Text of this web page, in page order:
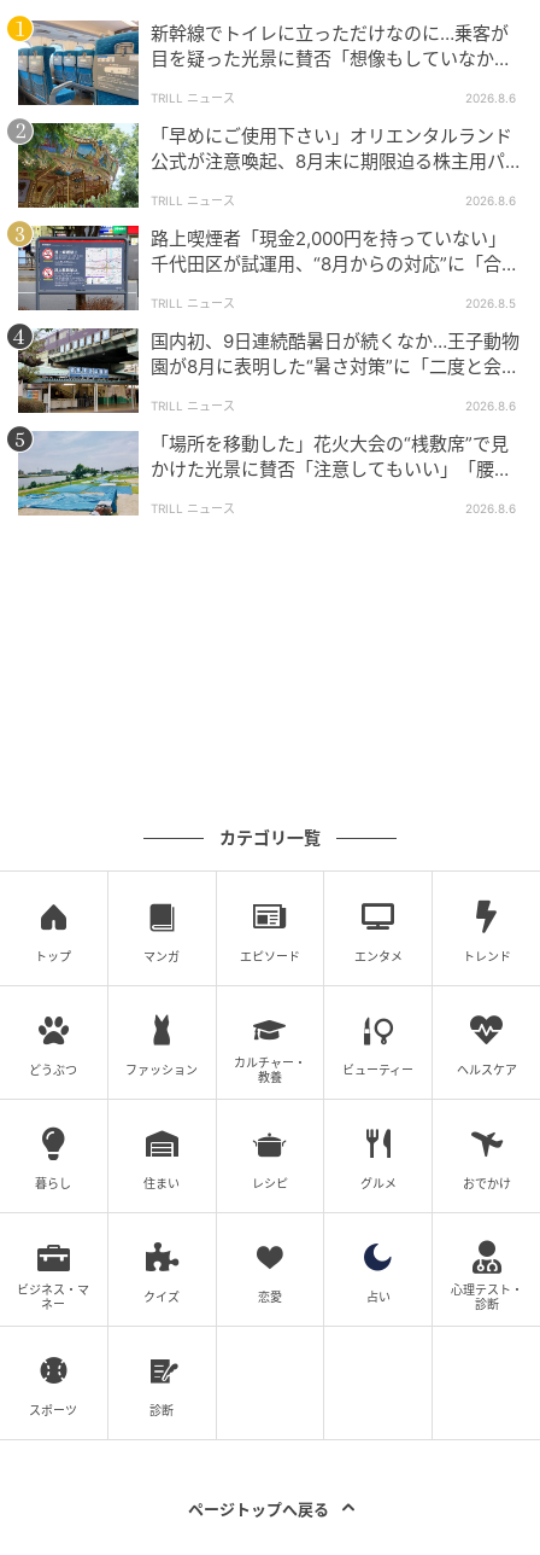
CELEBRATION FUTURISTIC BOX』」27,500円（税
込）
「ポケモンカードゲーム MEGA『30th
CELEBRATION プレミアムデッキセット エーフィ・ブ
ラッキー』」6,200円（税込）
「ポケモンカードゲーム MEGA『30th
CELEBRATION カードセット（9種セット）』」
10,800円（税込）
※価格は2026年6月現在
抽選では、当選数の大半が「本人確認済みの方の当選
分」として用意されます。
本人確認を済ませていない場合も応募自体は可能です
が、本人確認を完了させた方が当選しやすくなる仕組
みとのことです。なお、本人確認を行ったからといっ
て、当選を確約するものではない点もあわせて示され
ので、特定の人だけを排除する話ではなく、むしろ公
平な対策だと思う」といった歓迎の声があり、長年続
いた転売や買い占めへの本気度を評価する受け止めが
見られました。
一方で、「マイナンバーカードはあくまで任意取得。
ポケモンカードのためだけに作るのは抵抗がある」と
いう戸惑いや、「個人情報の扱いがどうしても気にな
ってしまう」という慎重な声も上がっています。
本人確認の仕組みに納得しつつも、自分の使い方に合
うかどうかで判断が分かれている様子がうかがえまし
た。
さらに、「マイナンバーカード本体の有効期限と、中
に入っている電子証明書の有効期限はそれぞれ別なの
で注意したほうがいい」と、実務的なポイントを共有
する声もありました。
応募の直前になって認証できないという事態を避ける
新幹線でトイレに立っただけなのに…乗客が
目を疑った光景に賛否「想像もしていなかっ
TRILL ニュース 2026.8.6
「早めにご使用下さい」オリエンタルランド
公式が注意喚起、8月末に期限迫る株主用パ
TRILL ニュース 2026.8.6
路上喫煙者「現金2,000円を持っていない」
千代田区が試運用、“8月からの対応”に「合理
TRILL ニュース 2026.8.5
国内初、9日連続酷暑日が続くなか…王子動物
園が8月に表明した“暑さ対策”に「二度と会え
TRILL ニュース 2026.8.6
「場所を移動した」花火大会の“桟敷席”で見
かけた光景に賛否「注意してもいい」「腰が
TRILL ニュース 2026.8.6
カテゴリ一覧
トップ マンガ エピソード エンタメ トレンド
どうぶつ ファッション
カルチャー・
教養
ビューティー ヘルスケア
暮らし 住まい レシピ グルメ おでかけ
ビジネス・マ
ネー
クイズ 恋愛 占い
心理テスト・
診断
スポーツ 診断
ページトップへ戻る